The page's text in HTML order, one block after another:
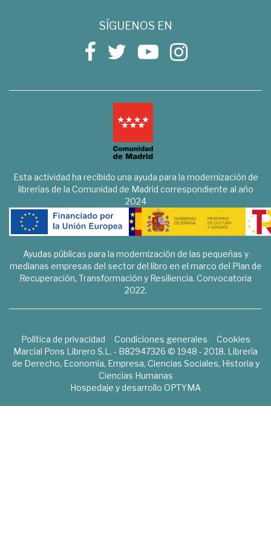
SÍGUENOS EN
Esta actividad ha recibido una ayuda para la modernización de
librerías de la Comunidad de Madrid correspondiente al año
2024
Ayudas públicas para la modernización de las pequeñas y
medianas empresas del sector del libro en el marco del Plan de
Recuperación, Transformación y Resiliencia. Convocatoria
2022.
Política de privacidad Condiciones generales
Cookies
Marcial Pons Librero S.L. - B82947326 © 1948 - 2018. Librería
de Derecho, Economía, Empresa, Ciencias Sociales, Historia y
Ciencias Humanas
Hospedaje y desarrollo OPTYMA